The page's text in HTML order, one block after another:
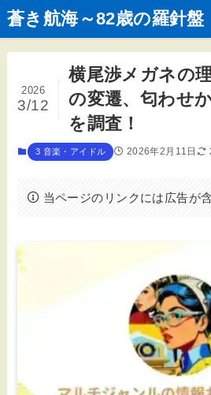
蒼き航海～82歳の羅針盤
横尾渉メガネの
の変遷、匂わせ
を調査！
2026
3/12
3 音楽・アイドル 2026年2月11日
当ページのリンクには広告が